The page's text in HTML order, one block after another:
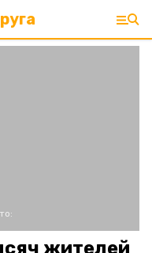
жителей